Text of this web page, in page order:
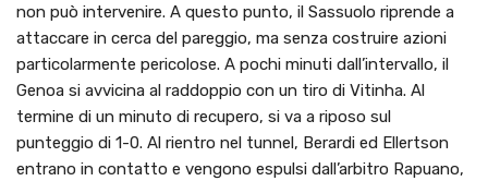
non può intervenire. A questo punto, il Sassuolo riprende a
attaccare in cerca del pareggio, ma senza costruire azioni
particolarmente pericolose. A pochi minuti dall’intervallo, il
Genoa si avvicina al raddoppio con un tiro di Vitinha. Al
termine di un minuto di recupero, si va a riposo sul
punteggio di 1-0. Al rientro nel tunnel, Berardi ed Ellertson
entrano in contatto e vengono espulsi dall’arbitro Rapuano,